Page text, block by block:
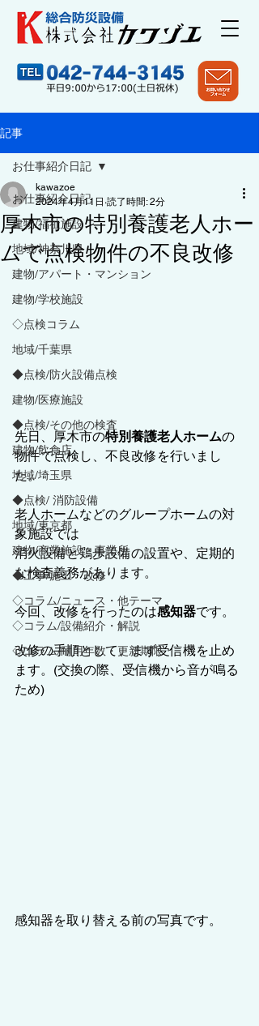
記事
お仕事紹介日記
建物/福祉施設
地域/神奈川県
建物/アパート・マンション
建物/学校施設
◇点検コラム
地域/千葉県
◆点検/防火設備点検
建物/医療施設
◆点検/その他の検査
建物/飲食店
地域/埼玉県
◆点検/ 消防設備
地域/東京都
建物/商業施設・事業所
◆工事/施工・改修
◇コラム/ニュース・他テーマ
◇コラム/設備紹介・解説
◇コラム/耐用年数・更新期限
お仕事紹介日記
厚木市の特別養護老人ホー
ムで点検物件の不良改修
kawazoe
2024年4月11日 読了時間: 2分
先日、厚木市の特別養護老人ホームの
物件で点検し、不良改修を行いまし
た。
老人ホームなどのグループホームの対
象施設では
消火設備と鶏歩設備の設置や、定期的
な検査義務があります。
今回、改修を行ったのは感知器です。
改修の手順として、まず受信機を止め
ます。(交換の際、受信機から音が鳴る
ため)
感知器を取り替える前の写真です。